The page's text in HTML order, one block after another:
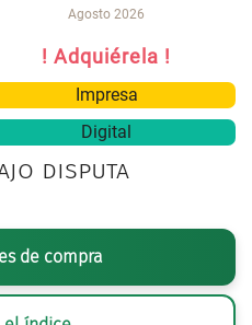
Agosto 2026
! Adquiérela !
Impresa
Digital
disputa
de compra